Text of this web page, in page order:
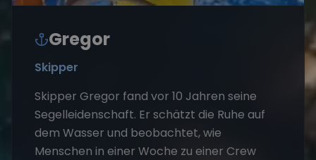
Gregor
Skipper
Skipper Gregor fand vor 10 Jahren seine
Segelleidenschaft. Er schätzt die Ruhe auf
dem Wasser und beobachtet, wie
Menschen in einer Woche zu einer Crew